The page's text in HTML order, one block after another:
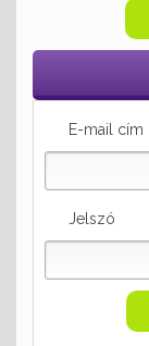
E-mail cím
Jelszó